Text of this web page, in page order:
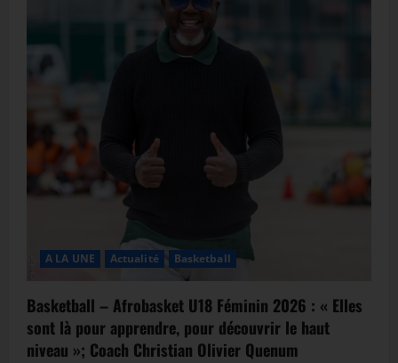
A LA UNE Actualité Basketball
Basketball – Afrobasket U18 Féminin 2026 : « Elles
sont là pour apprendre, pour découvrir le haut
niveau »; Coach Christian Olivier Quenum